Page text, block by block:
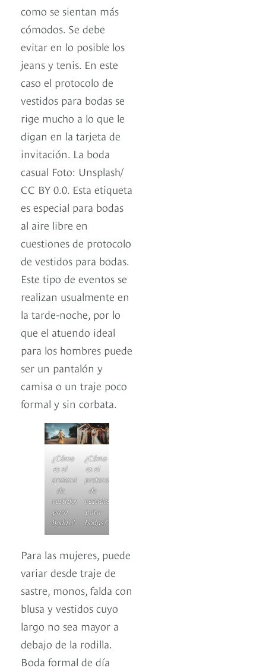
como se sientan más
cómodos. Se debe
evitar en lo posible los
jeans y tenis. En este
caso el protocolo de
vestidos para bodas se
rige mucho a lo que le
digan en la tarjeta de
invitación. La boda
casual Foto: Unsplash/
CC BY 0.0. Esta etiqueta
es especial para bodas
al aire libre en
cuestiones de protocolo
de vestidos para bodas.
Este tipo de eventos se
realizan usualmente en
la tarde-noche, por lo
que el atuendo ideal
para los hombres puede
ser un pantalón y
camisa o un traje poco
formal y sin corbata.
¿Cómo
es el
protocolo
de
vestidos
para
bodas?
¿Cómo
es el
protocolo
de
vestidos
para
bodas?
Para las mujeres, puede
variar desde traje de
sastre, monos, falda con
blusa y vestidos cuyo
largo no sea mayor a
debajo de la rodilla.
Boda formal de día